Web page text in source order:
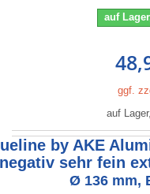
auf
ggf.
auf
by AKE
sehr fein
Ø 136 mm,